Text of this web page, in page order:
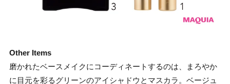
Other Items
磨かれたベースメイクにコーディネートするのは、まろやか
に目元を彩るグリーンのアイシャドウとマスカラ。ベージュ